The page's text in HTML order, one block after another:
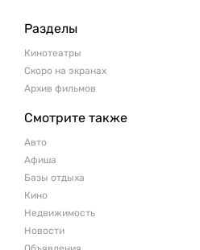
Разделы
Кинотеатры
Скоро на экранах
Архив фильмов
Смотрите также
Авто
Афиша
Базы отдыха
Кино
Недвижимость
Новости